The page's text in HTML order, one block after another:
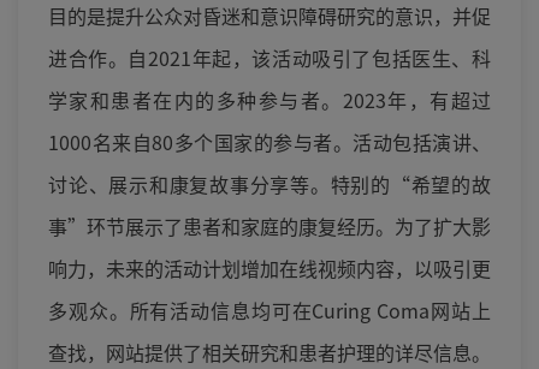
目的是提升公众对昏迷和意识障碍研究的意识，并促
进合作。自2021年起，该活动吸引了包括医生、科
学家和患者在内的多种参与者。2023年，有超过
1000名来自80多个国家的参与者。活动包括演讲、
讨论、展示和康复故事分享等。特别的“希望的故
事”环节展示了患者和家庭的康复经历。为了扩大影
响力，未来的活动计划增加在线视频内容，以吸引更
多观众。所有活动信息均可在Curing Coma网站上
查找，网站提供了相关研究和患者护理的详尽信息。